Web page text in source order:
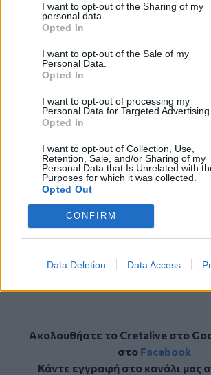
I want to opt-out of the Sharing of my
personal data.
Opted In
I want to opt-out of the Sale of my
Personal Data.
Opted In
I want to opt-out of processing my
Personal Data for Targeted Advertising.
Opted In
I want to opt-out of Collection, Use,
Retention, Sale, and/or Sharing of my
Personal Data that Is Unrelated with
Purposes for which it was collected.
Opted Out
CONFIRM
Data Deletion Data Access
εκπαιδευτικό υλικό του
ασκήσεις και σημειώσεις).
Αν αγοράσετε και άλλο σεμινάριο
πλατφόρμα, δεν χρειάζεται να
(Password). Απλά μπορείτε να
χρησιμοποιήσετε αυτούς που
Τι πρέπει να προσέξετε στις
απάτες'' του Αγίου Βαλεντίνου
Συντάξεις Μαρτίου: Αυτές είναι οι
ημερομηνίες πληρωμής
Ακολουθήστε το Cretalive στο
στο Facebook
Κάντε εγγραφή στο κανάλι μας